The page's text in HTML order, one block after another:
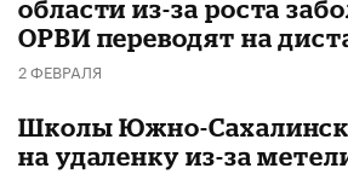
области из-за роста
ОРВИ переводят на
2 ФЕВРАЛЯ
Школы Южно-
на удаленку из-за